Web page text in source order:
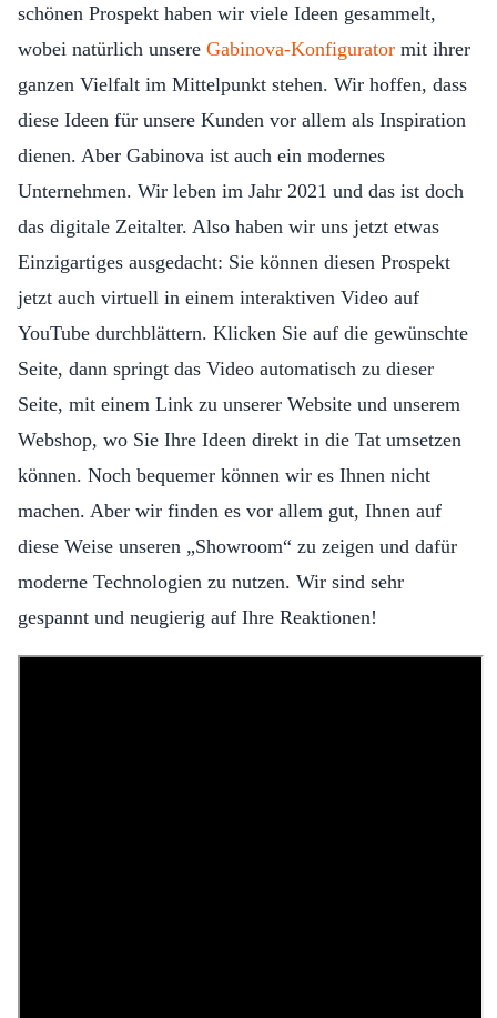
schönen Prospekt haben wir viele Ideen gesammelt,
wobei natürlich unsere Gabinova-Konfigurator mit ihrer
ganzen Vielfalt im Mittelpunkt stehen. Wir hoffen, dass
diese Ideen für unsere Kunden vor allem als Inspiration
dienen. Aber Gabinova ist auch ein modernes
Unternehmen. Wir leben im Jahr 2021 und das ist doch
das digitale Zeitalter. Also haben wir uns jetzt etwas
Einzigartiges ausgedacht: Sie können diesen Prospekt
jetzt auch virtuell in einem interaktiven Video auf
YouTube durchblättern. Klicken Sie auf die gewünschte
Seite, dann springt das Video automatisch zu dieser
Seite, mit einem Link zu unserer Website und unserem
Webshop, wo Sie Ihre Ideen direkt in die Tat umsetzen
können. Noch bequemer können wir es Ihnen nicht
machen. Aber wir finden es vor allem gut, Ihnen auf
diese Weise unseren „Showroom“ zu zeigen und dafür
moderne Technologien zu nutzen. Wir sind sehr
gespannt und neugierig auf Ihre Reaktionen!